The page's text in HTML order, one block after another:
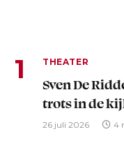
THEATER
Sven De
trots in de
26 juli 2026 4